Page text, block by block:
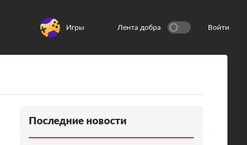
Игры Лента добра Войти
Последние новости